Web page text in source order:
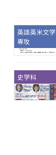
英語英米文学
専攻
史学科